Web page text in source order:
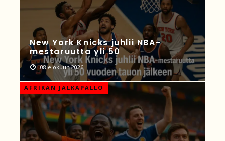
New York Knicks juhlii NBA-
mestaruutta yli 50
08 elokuun 2026
AFRIKAN JALKAPALLO